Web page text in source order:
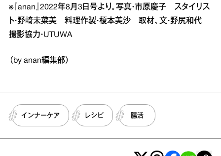
※『anan』2022年8月3日号より。写真・市原慶子 スタイリス
ト・野崎未菜美 料理作製・榎本美沙 取材、文・野尻和代
撮影協力・UTUWA
（by anan編集部）
インナーケア レシピ 腸活